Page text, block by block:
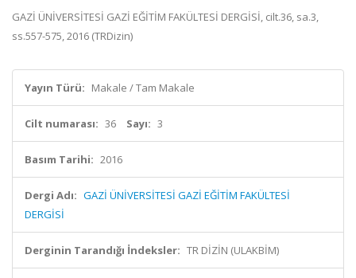
GAZİ ÜNİVERSİTESİ GAZİ EĞİTİM FAKÜLTESİ DERGİSİ, cilt.36, sa.3,
ss.557-575, 2016 (TRDizin)
Yayın Türü: Makale / Tam Makale
Cilt numarası: 36 Sayı: 3
Basım Tarihi: 2016
Dergi Adı: GAZİ ÜNİVERSİTESİ GAZİ EĞİTİM FAKÜLTESİ
DERGİSİ
Derginin Tarandığı İndeksler: TR DİZİN (ULAKBİM)